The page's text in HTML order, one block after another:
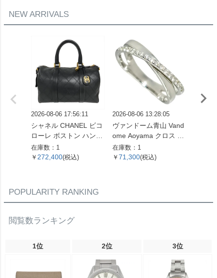
NEW ARRIVALS
2026-08-06 17:56:11
シャネル CHANEL ビコ
ローレ ボストン ハンド
バッグ レザー ブラック
ゴールド金具 ココマー
在庫数：1
￥ 272,400(税込)
2026-08-06 13:28:05
ヴァンドーム青山 Vand
ome Aoyama クロス モ
チーフ リング 指輪 ダイ
ヤモンド 0.16ct 約13号
在庫数：1
￥ 71,300(税込)
POPULARITY RANKING
閲覧数ランキング
1位 2位 3位